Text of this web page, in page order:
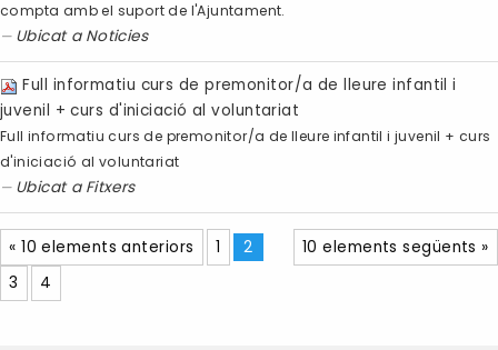
compta amb el suport de l'Ajuntament.
Ubicat a Noticies
Full informatiu curs de premonitor/a de lleure infantil i
juvenil + curs d'iniciació al voluntariat
Full informatiu curs de premonitor/a de lleure infantil i juvenil + curs
d'iniciació al voluntariat
Ubicat a Fitxers
« 10 elements anteriors 10 elements següents »
1
2
3
4